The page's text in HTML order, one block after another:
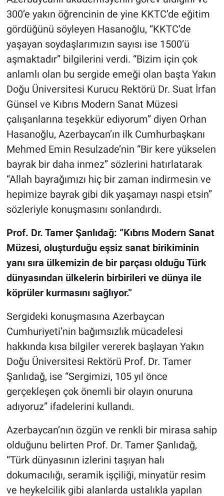
300’e yakın öğrencinin de yine KKTC’de eğitim
gördüğünü söyleyen Hasanoğlu, “KKTC’de
yaşayan soydaşlarımızın sayısı ise 1500’ü
aşmaktadır” bilgilerini verdi. “Bizim için çok
anlamlı olan bu sergide emeği olan başta Yakın
Doğu Üniversitesi Kurucu Rektörü Dr. Suat İrfan
Günsel ve Kıbrıs Modern Sanat Müzesi
çalışanlarına teşekkür ediyorum” diyen Orhan
Hasanoğlu, Azerbaycan’ın ilk Cumhurbaşkanı
Mehmed Emin Resulzade’nin “Bir kere yükselen
bayrak bir daha inmez” sözlerini hatırlatarak
“Allah bayrağımızı hiç bir zaman indirmesin ve
hepimize bayrak gibi dik yaşamayı naspi etsin”
sözleriyle konuşmasını sonlandırdı.
Prof. Dr. Tamer Şanlıdağ: “Kıbrıs Modern Sanat
Müzesi, oluşturduğu eşsiz sanat birikiminin
yanı sıra ülkemizin de bir parçası olduğu Türk
dünyasından ülkelerin birbirileri ve dünya ile
köprüler kurmasını sağlıyor.”
Sergideki konuşmasına Azerbaycan
Cumhuriyeti’nin bağımsızlık mücadelesi
hakkında kısa bilgiler vererek başlayan Yakın
Doğu Üniversitesi Rektörü Prof. Dr. Tamer
Şanlıdağ, ise “Sergimizi, 105 yıl önce
gerçekleşen çok önemli bir olayın onuruna
adıyoruz” ifadelerini kullandı.
Azerbaycan’nın özgün ve renkli bir mirasa sahip
olduğunu belirten Prof. Dr. Tamer Şanlıdağ,
“Türk dünyasının izlerini taşıyan halı
dokumacılığı, seramik işçiliği, minyatür resim
ve heykelcilik gibi alanlarda ustalıkla yapılan